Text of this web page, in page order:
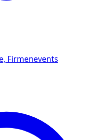
Firmenevents